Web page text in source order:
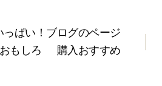
ぱい！ブログのページ
もしろ
購入おすすめ